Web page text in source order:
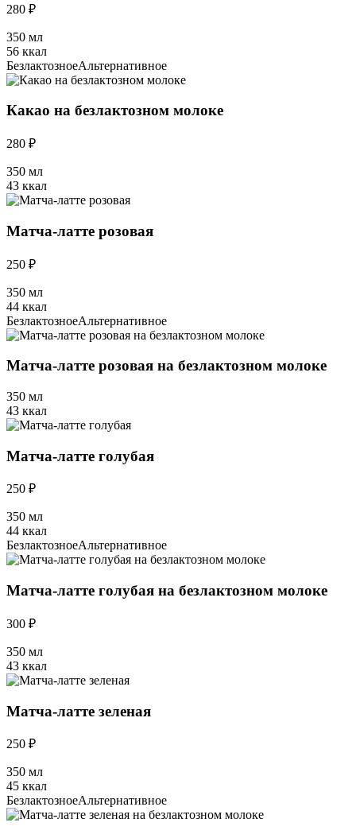
280 ₽
350 мл
56 ккал
БезлактозноеАльтернативное
Какао на безлактозном молоке
280 ₽
350 мл
43 ккал
Матча-латте розовая
250 ₽
350 мл
44 ккал
БезлактозноеАльтернативное
Матча-латте розовая на безлактозном молоке
350 мл
43 ккал
Матча-латте голубая
250 ₽
350 мл
44 ккал
БезлактозноеАльтернативное
Матча-латте голубая на безлактозном молоке
300 ₽
350 мл
43 ккал
Матча-латте зеленая
250 ₽
350 мл
45 ккал
БезлактозноеАльтернативное